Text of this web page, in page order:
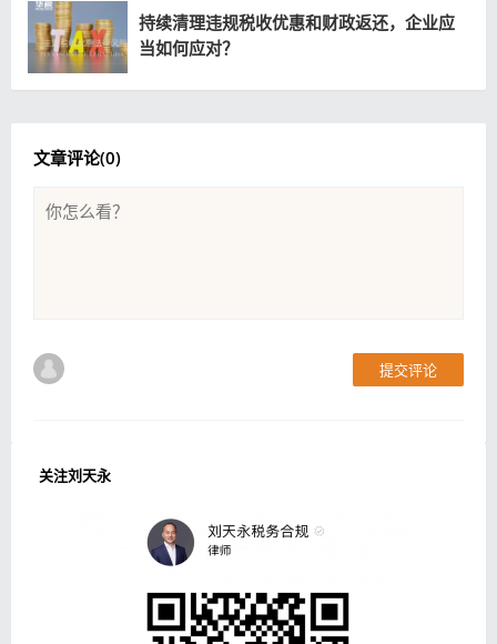
持续清理违规税收优惠和财政返还，企业应
当如何应对？
文章评论(0)
提交评论
关注刘天永